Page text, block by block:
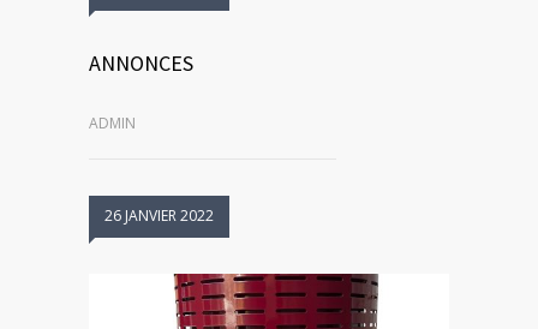
ANNONCES
ADMIN
26 JANVIER 2022